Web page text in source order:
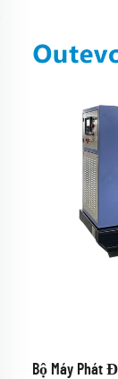
Bộ Máy Phát